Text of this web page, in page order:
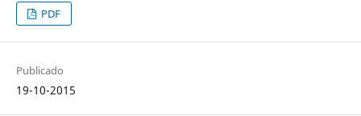
PDF
Publicado
19-10-2015